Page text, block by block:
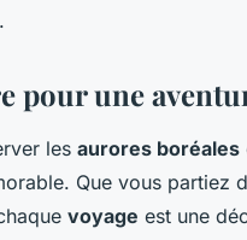
pour une
les aurores boréales
Que vous partiez
voyage est une